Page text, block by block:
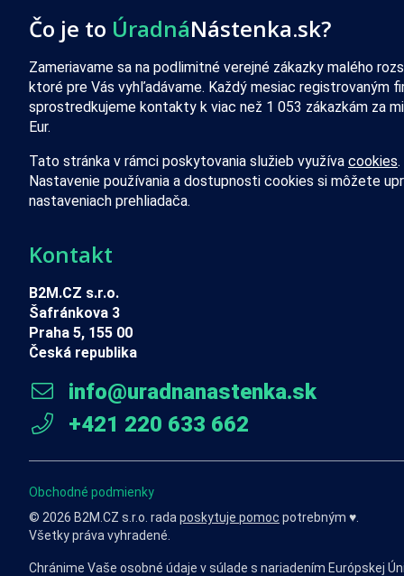
Čo je to ÚradnáNástenka.sk?
Zameriavame sa na podlimitné verejné zákazky malého
ktoré pre Vás vyhľadávame. Každý mesiac registrovaným
sprostredkujeme kontakty k viac než 1 053 zákazkám za
Eur.
Tato stránka v rámci poskytovania služieb využíva cookies.
Nastavenie používania a dostupnosti cookies si môžete
nastaveniach prehliadača.
Kontakt
B2M.CZ s.r.o.
Šafránkova 3
Praha 5, 155 00
Česká republika
info@uradnanastenka.sk
+421 220 633 662
Obchodné podmienky
© 2026 B2M.CZ s.r.o. rada poskytuje pomoc potrebným ♥️.
Všetky práva vyhradené.
Chránime Vaše osobné údaje v súlade s nariadením Európskej